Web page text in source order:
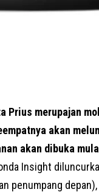
Prius merupajan
akan
akan dibuka
Insight
penumpang